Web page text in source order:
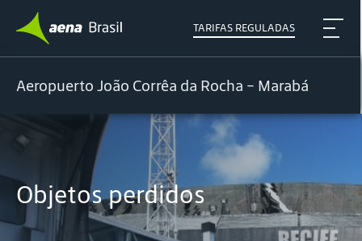
TARIFAS REGULADAS
Aeropuerto João Corrêa da Rocha - Marabá
Objetos perdidos